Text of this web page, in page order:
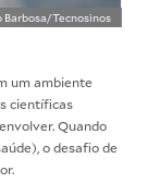
Barbosa/Tecnosinos
um ambiente
científicas
Quando
o desafio de